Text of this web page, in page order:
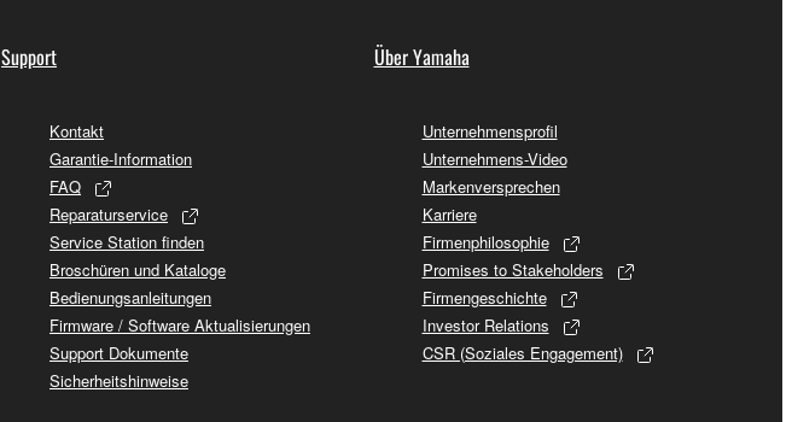
Support
Kontakt
Garantie-Information
FAQ
Reparaturservice
Service Station finden
Broschüren und Kataloge
Bedienungsanleitungen
Firmware / Software Aktualisierungen
Support Dokumente
Sicherheitshinweise
Über Yamaha
Unternehmensprofil
Unternehmens-Video
Markenversprechen
Karriere
Firmenphilosophie
Promises to Stakeholders
Firmengeschichte
Investor Relations
CSR (Soziales Engagement)